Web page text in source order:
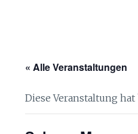
« Alle Veranstaltungen
Diese Veranstaltung